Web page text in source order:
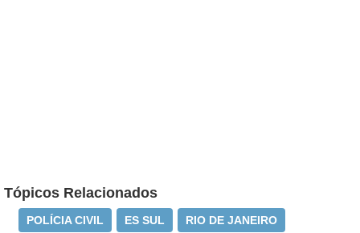
Tópicos Relacionados
POLÍCIA CIVIL ES SUL RIO DE JANEIRO